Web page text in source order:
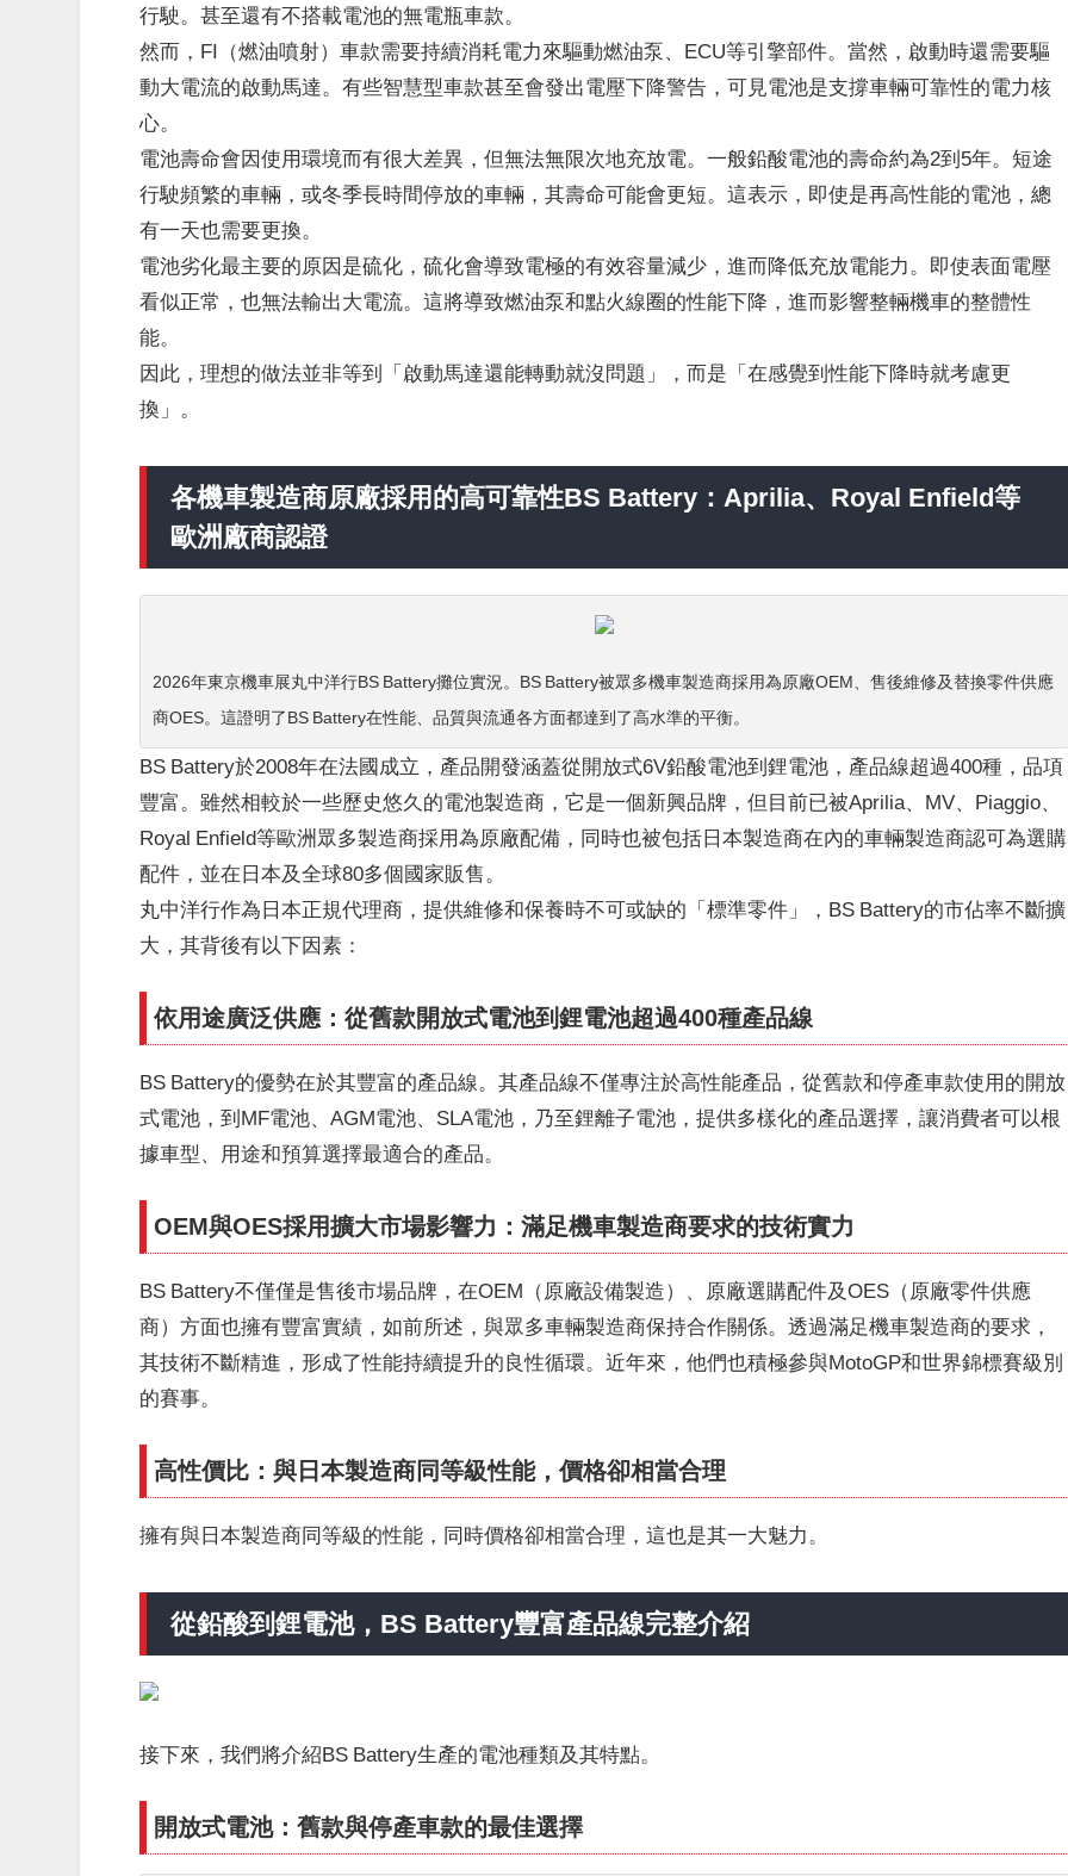
行駛。甚至還有不搭載電池的無電瓶車款。
然而，FI（燃油噴射）車款需要持續消耗電力來驅動燃油泵、ECU等引擎部件。當然，啟動時還需要驅
動大電流的啟動馬達。有些智慧型車款甚至會發出電壓下降警告，可見電池是支撐車輛可靠性的電力核
心。
電池壽命會因使用環境而有很大差異，但無法無限次地充放電。一般鉛酸電池的壽命約為2到5年。短途
行駛頻繁的車輛，或冬季長時間停放的車輛，其壽命可能會更短。這表示，即使是再高性能的電池，總
有一天也需要更換。
電池劣化最主要的原因是硫化，硫化會導致電極的有效容量減少，進而降低充放電能力。即使表面電壓
看似正常，也無法輸出大電流。這將導致燃油泵和點火線圈的性能下降，進而影響整輛機車的整體性
能。
因此，理想的做法並非等到「啟動馬達還能轉動就沒問題」，而是「在感覺到性能下降時就考慮更
換」。
各機車製造商原廠採用的高可靠性BS Battery：Aprilia、Royal Enfield等
歐洲廠商認證
2026年東京機車展丸中洋行BS Battery攤位實況。BS Battery被眾多機車製造商採用為原廠OEM、售後維修及替換零件供應
商OES。這證明了BS Battery在性能、品質與流通各方面都達到了高水準的平衡。
BS Battery於2008年在法國成立，產品開發涵蓋從開放式6V鉛酸電池到鋰電池，產品線超過400種，品項
豐富。雖然相較於一些歷史悠久的電池製造商，它是一個新興品牌，但目前已被Aprilia、MV、Piaggio、
Royal Enfield等歐洲眾多製造商採用為原廠配備，同時也被包括日本製造商在內的車輛製造商認可為選購
配件，並在日本及全球80多個國家販售。
丸中洋行作為日本正規代理商，提供維修和保養時不可或缺的「標準零件」，BS Battery的市佔率不斷擴
大，其背後有以下因素：
依用途廣泛供應：從舊款開放式電池到鋰電池超過400種產品線
BS Battery的優勢在於其豐富的產品線。其產品線不僅專注於高性能產品，從舊款和停產車款使用的開放
式電池，到MF電池、AGM電池、SLA電池，乃至鋰離子電池，提供多樣化的產品選擇，讓消費者可以根
據車型、用途和預算選擇最適合的產品。
OEM與OES採用擴大市場影響力：滿足機車製造商要求的技術實力
BS Battery不僅僅是售後市場品牌，在OEM（原廠設備製造）、原廠選購配件及OES（原廠零件供應
商）方面也擁有豐富實績，如前所述，與眾多車輛製造商保持合作關係。透過滿足機車製造商的要求，
其技術不斷精進，形成了性能持續提升的良性循環。近年來，他們也積極參與MotoGP和世界錦標賽級別
的賽事。
高性價比：與日本製造商同等級性能，價格卻相當合理
擁有與日本製造商同等級的性能，同時價格卻相當合理，這也是其一大魅力。
從鉛酸到鋰電池，BS Battery豐富產品線完整介紹
接下來，我們將介紹BS Battery生產的電池種類及其特點。
開放式電池：舊款與停產車款的最佳選擇